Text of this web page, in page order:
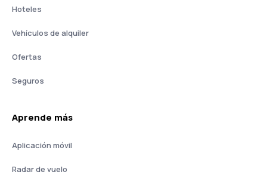
Hoteles
Vehículos de alquiler
Ofertas
Seguros
Aprende más
Aplicación móvil
Radar de vuelo